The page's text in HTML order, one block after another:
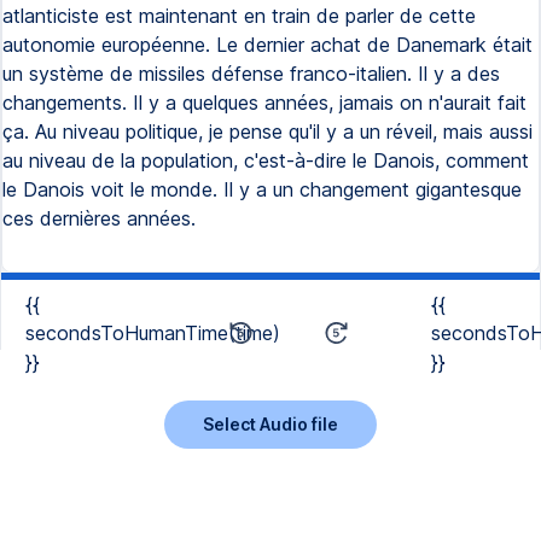
atlanticiste est maintenant en train de parler de cette
autonomie européenne. Le dernier achat de Danemark était
un système de missiles défense franco-italien. Il y a des
changements. Il y a quelques années, jamais on n'aurait fait
ça. Au niveau politique, je pense qu'il y a un réveil, mais aussi
au niveau de la population, c'est-à-dire le Danois, comment
le Danois voit le monde. Il y a un changement gigantesque
ces dernières années.
{{
secondsToHumanTime(time)
}}
{{
}}
Select Audio file